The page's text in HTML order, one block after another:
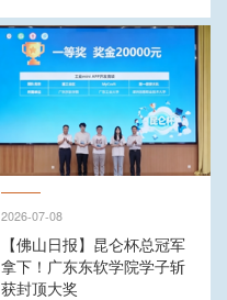
2026-07-08
【佛山日报】昆仑杯总冠军
拿下！广东东软学院学子斩
获封顶大奖